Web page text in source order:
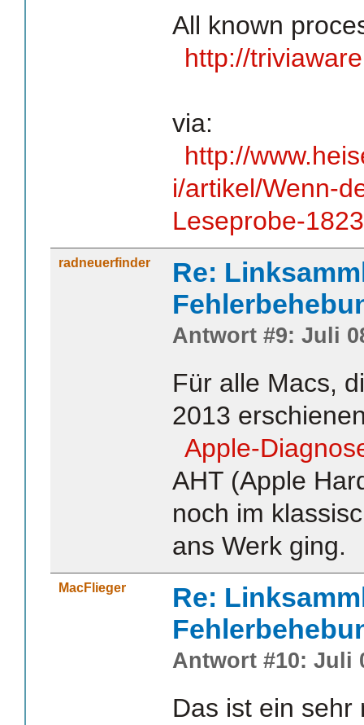
All known
http://
via:
http://
i/artikel/Wenn-
Leseprobe-
radneuerfinder
Re:
Antwort #9: Juli
Für alle Macs,
2013
Apple-
AHT (Apple
noch im
ans Werk ging.
MacFlieger
Re:
Antwort #10: Juli
Das ist ein sehr